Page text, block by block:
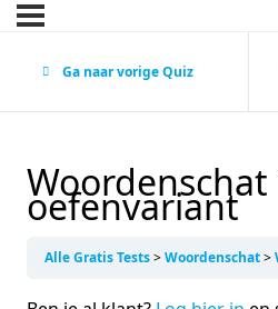
Ga naar vorige Quiz
Woordenschat
oefenvariant
Alle Gratis Tests Woordenschat